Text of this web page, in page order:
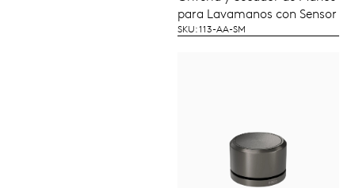
LEER MÁS
para Lavamanos con Sensor
SKU: 113-AA-SM